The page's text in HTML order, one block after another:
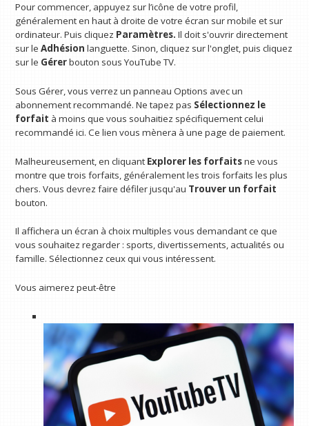
Pour commencer, appuyez sur l’icône de votre profil,
généralement en haut à droite de votre écran sur mobile et sur
ordinateur. Puis cliquez Paramètres. Il doit s'ouvrir directement
sur leAdhésion languette. Sinon, cliquez sur l'onglet, puis cliquez
sur le Gérerbouton sous YouTube TV.
Sous Gérer, vous verrez un panneau Options avec un
abonnement recommandé. Ne tapez pas Sélectionnez le
forfait à moins que vous souhaitiez spécifiquement celui
recommandé ici. Ce lien vous mènera à une page de paiement.
Malheureusement, en cliquant Explorer les forfaitsne vous
montre que trois forfaits, généralement les trois forfaits les plus
chers. Vous devrez faire défiler jusqu'au Trouver un forfait
bouton.
Il affichera un écran à choix multiples vous demandant ce que
vous souhaitez regarder : sports, divertissements, actualités ou
famille. Sélectionnez ceux qui vous intéressent.
Vous aimerez peut-être